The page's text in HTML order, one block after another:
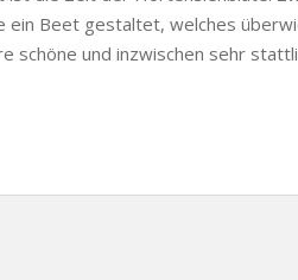
ein Beet gestaltet, welches
schöne und inzwischen sehr